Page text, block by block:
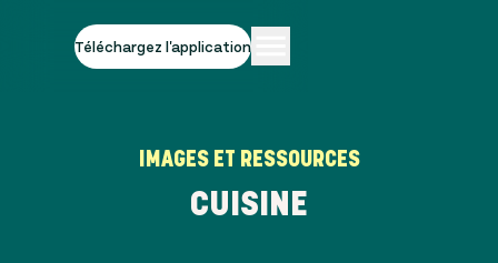
Téléchargez l'application
IMAGES ET RESSOURCES
CUISINE